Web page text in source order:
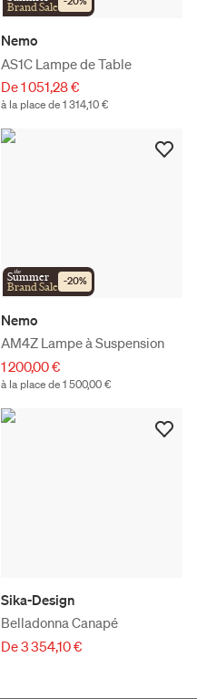
Brand Sale
Nemo
AS1C Lampe de Table
De 1 051,28 €
à la place de 1 314,10 €
the
Summer
Brand Sale -20%
Nemo
AM4Z Lampe à Suspension
1 200,00 €
à la place de 1 500,00 €
Sika-Design
Belladonna Canapé
De 3 354,10 €